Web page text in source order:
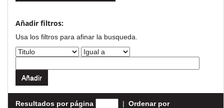
Añadir filtros:
Usa los filtros para afinar la busqueda.
Resultados por página | Ordenar por